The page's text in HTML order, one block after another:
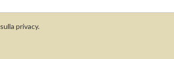
sulla privacy.